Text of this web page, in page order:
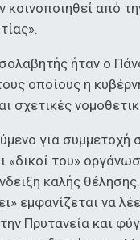
από
ήταν ο
οποίους η
σχετικές
για συμμετοχή
«δικοί του»
καλής θέλησης.
εμφανίζεται να
Πρυτανεία και